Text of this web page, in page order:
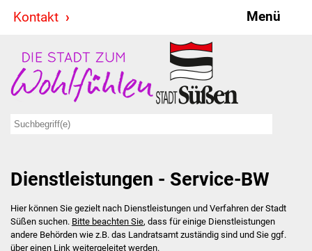
Kontakt Menü
Stadt & Politik
Bürgermeister
Ausschüsse
Ratsinformationssystem
Jugendbeirat
Dienstleistungen - Service-BW
Hier können Sie gezielt nach Dienstleistungen und Verfahren der Stadt
Süßen suchen. Bitte beachten Sie, dass für einige Dienstleistungen
andere Behörden wie z.B. das Landratsamt zuständig sind und Sie ggf.
über einen Link weitergeleitet werden.